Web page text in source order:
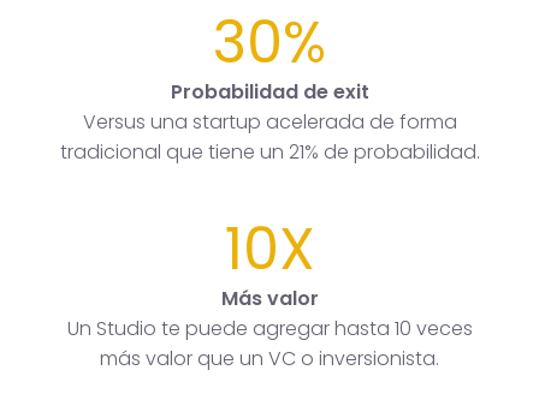
30%
Probabilidad de exit
Versus una startup acelerada de forma
tradicional que tiene un 21% de probabilidad.
10X
Más valor
Un Studio te puede agregar hasta 10 veces
más valor que un VC o inversionista.